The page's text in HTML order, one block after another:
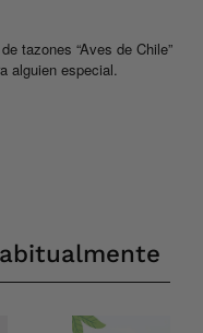
tazones “Aves de Chile”
alguien especial.